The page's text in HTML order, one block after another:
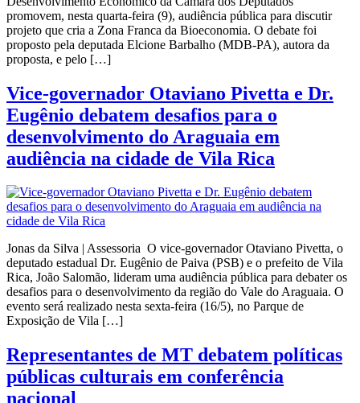
promovem, nesta quarta-feira (9), audiência pública para discutir
projeto que cria a Zona Franca da Bioeconomia. O debate foi
proposto pela deputada Elcione Barbalho (MDB-PA), autora da
proposta, e pelo […]
Vice-governador Otaviano Pivetta e Dr.
Eugênio debatem desafios para o
desenvolvimento do Araguaia em
audiência na cidade de Vila Rica
Jonas da Silva | Assessoria O vice-governador Otaviano Pivetta, o
deputado estadual Dr. Eugênio de Paiva (PSB) e o prefeito de Vila
Rica, João Salomão, lideram uma audiência pública para debater os
desafios para o desenvolvimento da região do Vale do Araguaia. O
evento será realizado nesta sexta-feira (16/5), no Parque de
Exposição de Vila […]
Representantes de MT debatem políticas
públicas culturais em conferência
nacional